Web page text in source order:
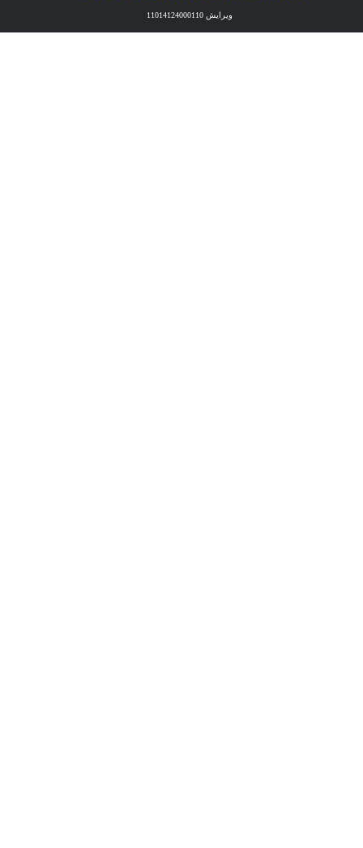
ویرایش 11014124000110